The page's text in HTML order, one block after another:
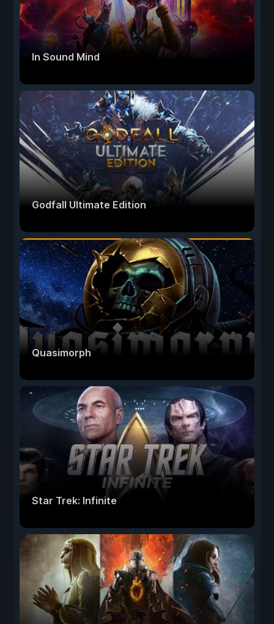
In Sound Mind
Godfall Ultimate Edition
Quasimorph
Star Trek: Infinite